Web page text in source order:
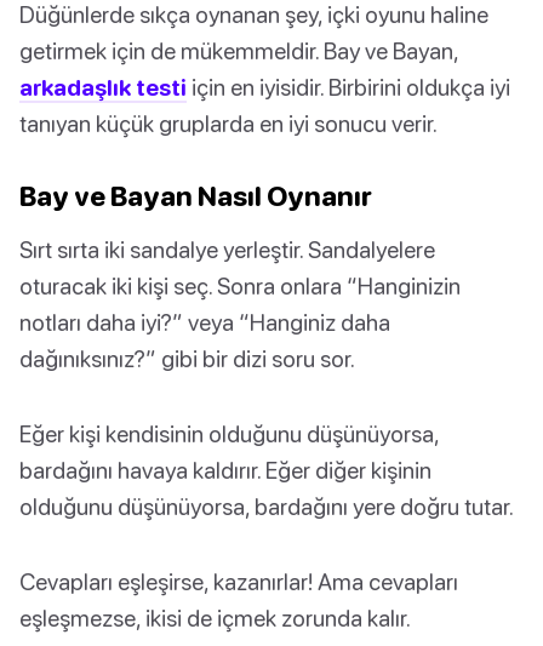
Düğünlerde sıkça oynanan şey, içki oyunu haline
getirmek için de mükemmeldir. Bay ve Bayan,
arkadaşlık testi için en iyisidir. Birbirini oldukça iyi
tanıyan küçük gruplarda en iyi sonucu verir.
Bay ve Bayan Nasıl Oynanır
Sırt sırta iki sandalye yerleştir. Sandalyelere
oturacak iki kişi seç. Sonra onlara “Hanginizin
notları daha iyi?” veya “Hanginiz daha
dağınıksınız?” gibi bir dizi soru sor.
Eğer kişi kendisinin olduğunu düşünüyorsa,
bardağını havaya kaldırır. Eğer diğer kişinin
olduğunu düşünüyorsa, bardağını yere doğru tutar.
Cevapları eşleşirse, kazanırlar! Ama cevapları
eşleşmezse, ikisi de içmek zorunda kalır.